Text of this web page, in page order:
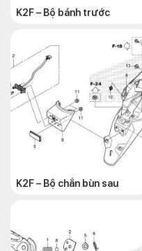
K2F – Bộ bánh trước
K2F – Bộ chắn bùn sau